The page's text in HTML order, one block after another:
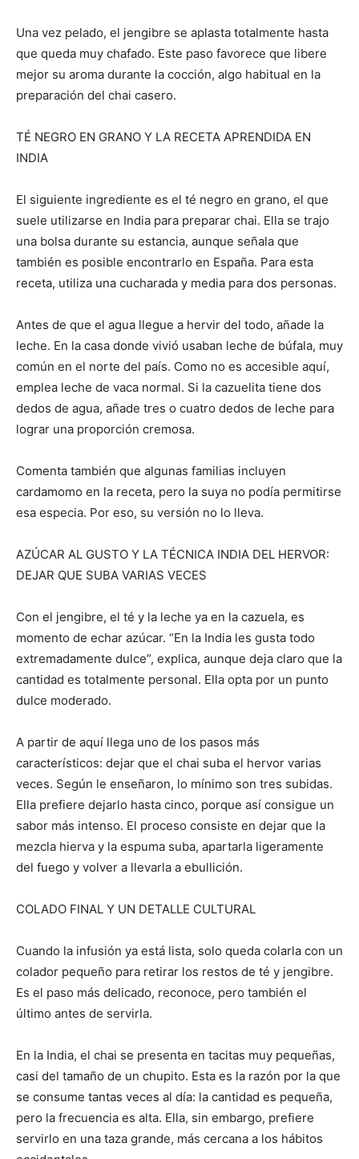
Una vez pelado, el jengibre se aplasta totalmente hasta
que queda muy chafado. Este paso favorece que libere
mejor su aroma durante la cocción, algo habitual en la
preparación del chai casero.
TÉ NEGRO EN GRANO Y LA RECETA APRENDIDA EN
INDIA
El siguiente ingrediente es el té negro en grano, el que
suele utilizarse en India para preparar chai. Ella se trajo
una bolsa durante su estancia, aunque señala que
también es posible encontrarlo en España. Para esta
receta, utiliza una cucharada y media para dos personas.
Antes de que el agua llegue a hervir del todo, añade la
leche. En la casa donde vivió usaban leche de búfala, muy
común en el norte del país. Como no es accesible aquí,
emplea leche de vaca normal. Si la cazuelita tiene dos
dedos de agua, añade tres o cuatro dedos de leche para
lograr una proporción cremosa.
Comenta también que algunas familias incluyen
cardamomo en la receta, pero la suya no podía permitirse
esa especia. Por eso, su versión no lo lleva.
AZÚCAR AL GUSTO Y LA TÉCNICA INDIA DEL HERVOR:
DEJAR QUE SUBA VARIAS VECES
Con el jengibre, el té y la leche ya en la cazuela, es
momento de echar azúcar. “En la India les gusta todo
extremadamente dulce”, explica, aunque deja claro que la
cantidad es totalmente personal. Ella opta por un punto
dulce moderado.
A partir de aquí llega uno de los pasos más
característicos: dejar que el chai suba el hervor varias
veces. Según le enseñaron, lo mínimo son tres subidas.
Ella prefiere dejarlo hasta cinco, porque así consigue un
sabor más intenso. El proceso consiste en dejar que la
mezcla hierva y la espuma suba, apartarla ligeramente
del fuego y volver a llevarla a ebullición.
COLADO FINAL Y UN DETALLE CULTURAL
Cuando la infusión ya está lista, solo queda colarla con un
colador pequeño para retirar los restos de té y jengibre.
Es el paso más delicado, reconoce, pero también el
último antes de servirla.
En la India, el chai se presenta en tacitas muy pequeñas,
casi del tamaño de un chupito. Esta es la razón por la que
se consume tantas veces al día: la cantidad es pequeña,
pero la frecuencia es alta. Ella, sin embargo, prefiere
servirlo en una taza grande, más cercana a los hábitos